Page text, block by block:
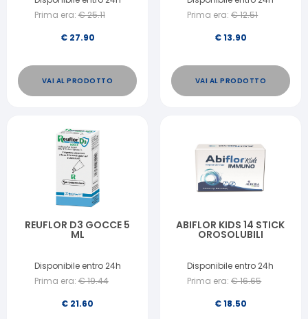
Prima era: €25.11
€ 27.90
VAI AL PRODOTTO
Prima era: €12.51
€13.90
VAI AL PRODOTTO
REUFLOR D3 GOCCE 5
ML
Disponibile entro 24h
Prima era: €19.44
€ 21.60
ABIFLOR KIDS 14 STICK
OROSOLUBILI
Disponibile entro 24h
Prima era: €16.65
€18.50